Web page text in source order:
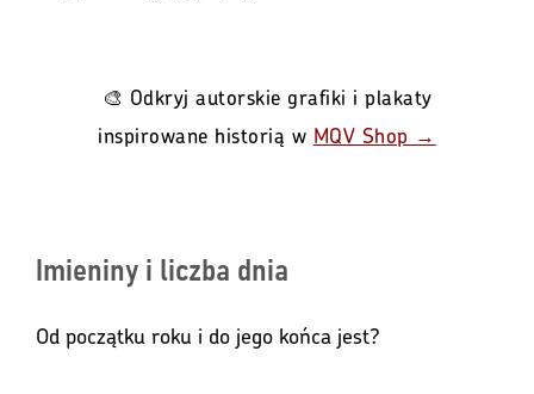
🎨 Odkryj autorskie grafiki i plakaty
inspirowane historią w MQV Shop →
Imieniny i liczba dnia
Od początku roku i do jego końca jest?